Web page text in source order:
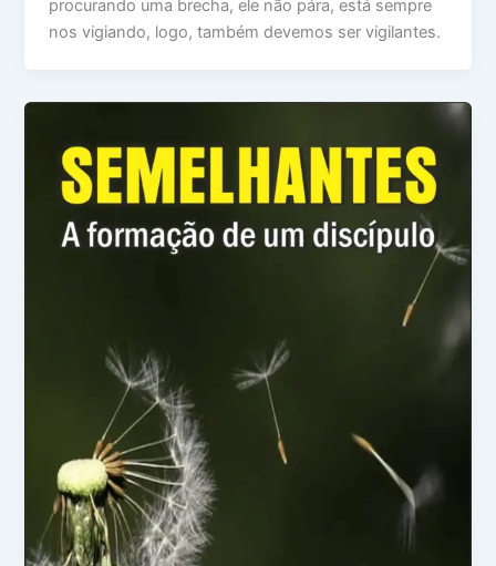
procurando uma brecha, ele não pára, está sempre
nos vigiando, logo, também devemos ser vigilantes.